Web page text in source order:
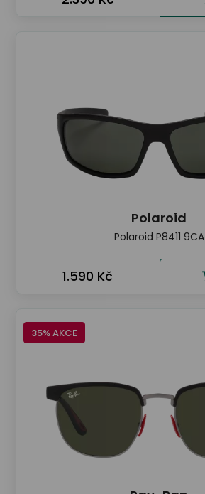
Polaroid
Polaroid P8411 9CA
1.590 Kč
35% AKCE